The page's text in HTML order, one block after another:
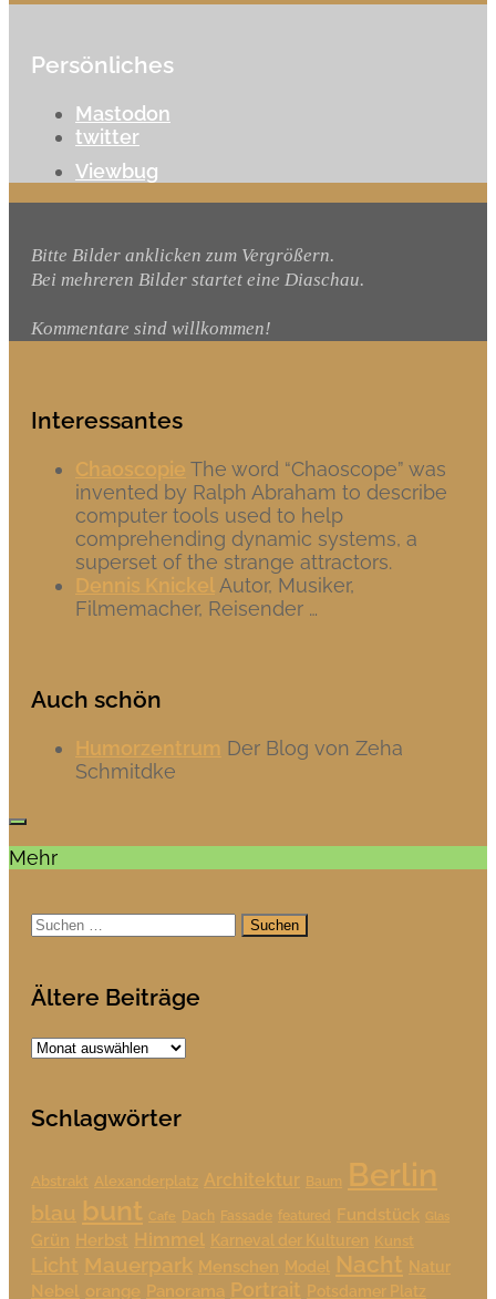
Persönliches
Mastodon
twitter
Viewbug
Bitte Bilder anklicken zum Vergrößern.
Bei mehreren Bilder startet eine Diaschau.
Kommentare sind willkommen!
Interessantes
Chaoscopie The word “Chaoscope” was
invented by Ralph Abraham to describe
computer tools used to help
comprehending dynamic systems, a
superset of the strange attractors.
Dennis Knickel Autor, Musiker,
Filmemacher, Reisender …
Auch schön
Humorzentrum Der Blog von Zeha
Schmitdke
Mehr
Suchen
Ältere Beiträge
Ältere
Schlagwörter
Abstrakt Alexanderplatz Architektur Baum Berlin
blau bunt Cafe Dach Fassade featured Fundstück Glas
Grün Herbst Himmel Karneval der Kulturen Kunst
Licht Mauerpark Menschen Model Nacht Natur
Nebel orange Panorama Portrait Potsdamer Platz